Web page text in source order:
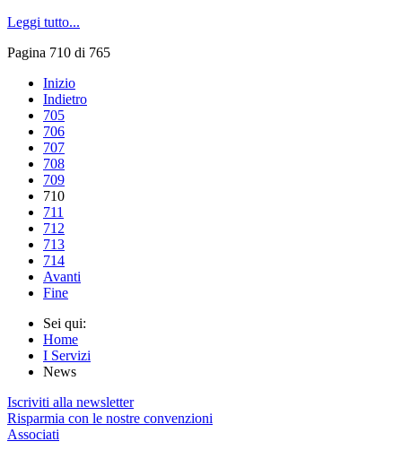
Leggi tutto...
Pagina 710 di 765
Inizio
Indietro
705
706
707
708
709
710
711
712
713
714
Avanti
Fine
Sei qui:
Home
I Servizi
News
Iscriviti alla newsletter
Risparmia con le nostre convenzioni
Associati